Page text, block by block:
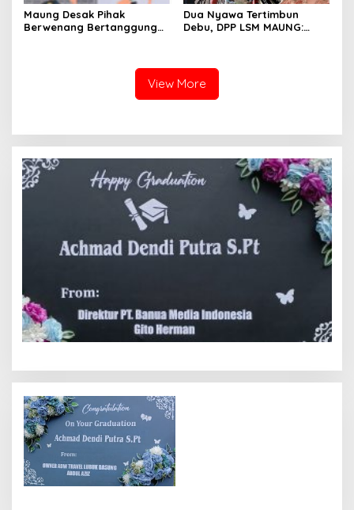
Maung Desak Pihak
Berwenang Bertanggung
Dua Nyawa Tertimbun
Debu, DPP LSM MAUNG:
View More